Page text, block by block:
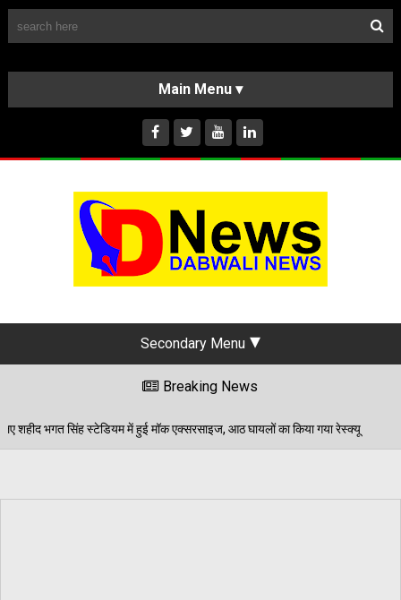
HOME
ABOUT US
INSTAGRAM
Secondary Menu
Breaking News
एक्सरसाइज, आठ घायलों का किया गया रेस्क्यू 06/08/2026 पेड़ जन्म से